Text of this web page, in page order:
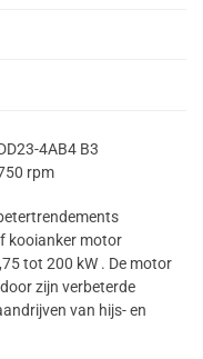
4AB4 B3
rpm
kooianker motor
tot 200 kW . De motor
zijn verbeterde
van hijs- en